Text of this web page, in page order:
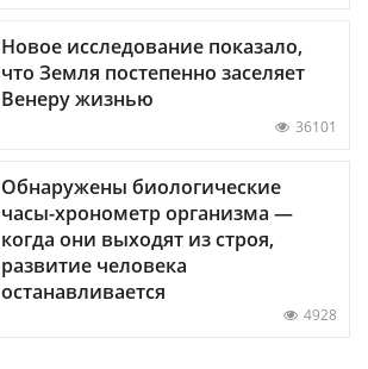
Новое исследование показало,
что Земля постепенно заселяет
Венеру жизнью
36101
Обнаружены биологические
часы-хронометр организма —
когда они выходят из строя,
развитие человека
останавливается
4928